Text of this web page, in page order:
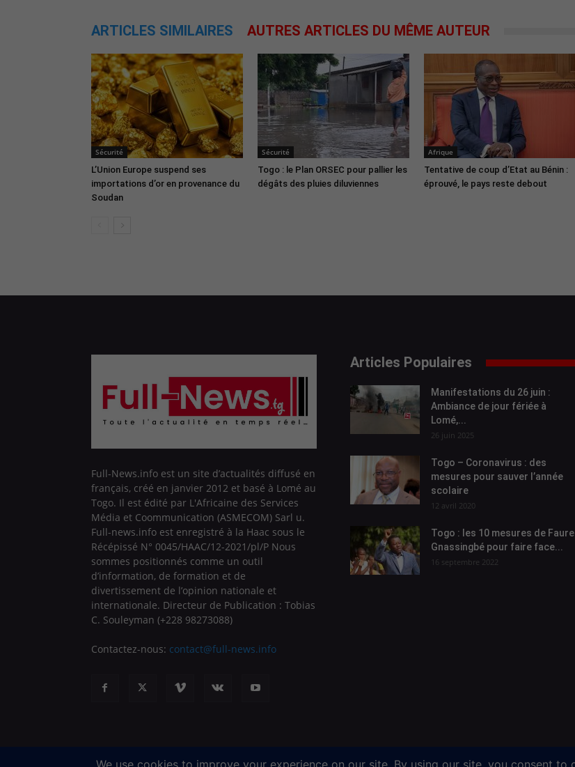
ARTICLES SIMILAIRES AUTRES ARTICLES DU MÊME AUTEUR
Sécurité
L’Union Europe suspend ses
importations d’or en provenance du
Soudan
Sécurité
Togo : le Plan ORSEC pour pallier les
dégâts des pluies diluviennes
Afrique
Tentative de coup d’Etat au Bénin :
éprouvé, le pays reste debout
Full-News.info est un site d’actualités diffusé en
français, créé en janvier 2012 et basé à Lomé au
Togo. Il est édité par L'Africaine des Services
Média et Coommunication (ASMECOM) Sarl u.
Full-news.info est enregistré à la Haac sous le
Récépissé N° 0045/HAAC/12-2021/pl/P Nous
sommes positionnés comme un outil
d’information, de formation et de
divertissement de l’opinion nationale et
internationale. Directeur de Publication : Tobias
C. Souleyman (+228 98273088)
Contactez-nous: contact@full-news.info
Articles Populaires
Manifestations du 26 juin :
Ambiance de jour fériée à
Lomé,...
26 juin 2025
Togo – Coronavirus : des
mesures pour sauver l’année
scolaire
12 avril 2020
Togo : les 10 mesures de Faure
Gnassingbé pour faire face...
16 septembre 2022